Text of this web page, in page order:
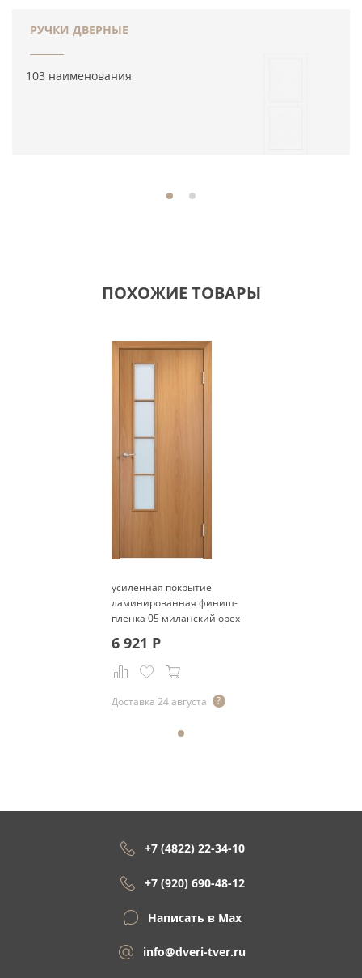
РУЧКИ ДВЕРНЫЕ
103 наименования
ПОХОЖИЕ ТОВАРЫ
усиленная покрытие
ламинированная финиш-
пленка 05 миланский орех
6 921 Р
Доставка 24 августа
+7 (4822) 22-34-10
+7 (920) 690-48-12
Написать в Max
info@dveri-tver.ru